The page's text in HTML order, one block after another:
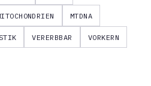
MTDNA
VERERBBAR VORKERN